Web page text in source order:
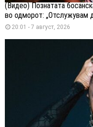
(Видео) Познатата
во одморот: „Отслужувам
20:01 - 7 август, 2026